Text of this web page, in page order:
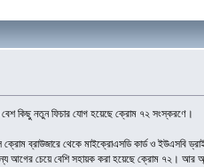
কিছু নতুন ফিচার যোগ হয়েছে ক্রোম ৭২ সংস্করণে।
ক্রোম ব্রাউজারে থেকে মাইক্রোএসডি কার্ড ও ইউএসবি
আগের চেয়ে বেশি সহায়ক করা হয়েছে ক্রোম ৭২। আর